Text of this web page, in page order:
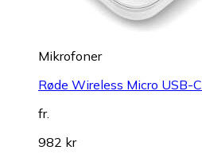
Mikrofoner
Røde Wireless Micro USB-C
fr.
982 kr